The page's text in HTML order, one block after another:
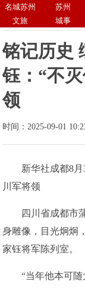
名城苏州 苏州
文旅
城事
铭记历史
钰：“不
领
时间：2025-09-01
新华社成都8月
川军将领
四川省成都市蒲
身雕像，目光炯炯
家钰将军陈列室。
“当年他本可随